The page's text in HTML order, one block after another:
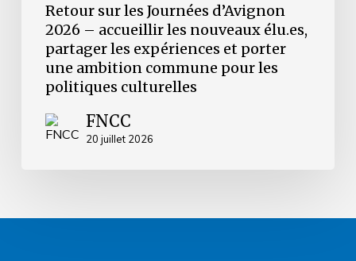
ambition
commune
politiques
culturelles
Retour sur les Journées d’Avignon
2026 – accueillir les nouveaux élu.es,
partager les expériences et porter
une ambition commune pour les
politiques culturelles
FNCC
20 juillet 2026